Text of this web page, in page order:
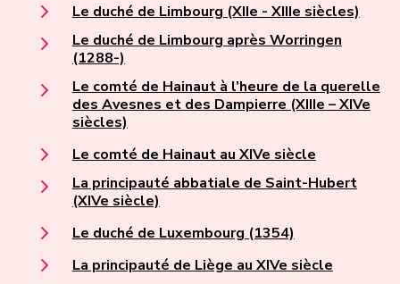
Le duché de Limbourg (XIIe - XIIIe siècles)
Le duché de Limbourg après Worringen
(1288-)
Le comté de Hainaut à l’heure de la querelle
des Avesnes et des Dampierre (XIIIe – XIVe
siècles)
Le comté de Hainaut au XIVe siècle
La principauté abbatiale de Saint-Hubert
(XIVe siècle)
Le duché de Luxembourg (1354)
La principauté de Liège au XIVe siècle